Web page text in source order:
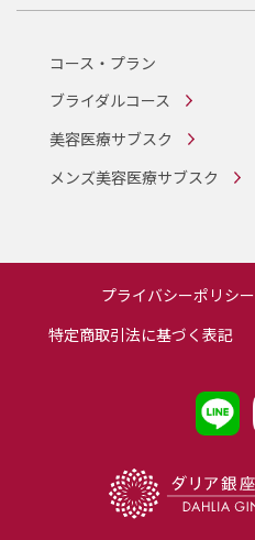
コース・プラン
ブライダルコース
美容医療サブスク
メンズ美容医療サブスク
プライバシーポリシー
特定商取引法に基づく表記